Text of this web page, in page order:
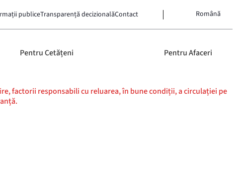
publiceTransparență decizionalăContact Română
Pentru Cetățeni Pentru Afaceri
factorii responsabili cu reluarea, în bune condiții, a circulației pe